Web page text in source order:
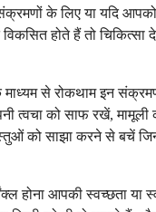
के लिए या यदि आपको
होते हैं तो
माध्यम से रोकथाम इन
त्वचा को साफ रखें, मामूली
को साझा करने से बचें
होना आपकी स्वच्छता या